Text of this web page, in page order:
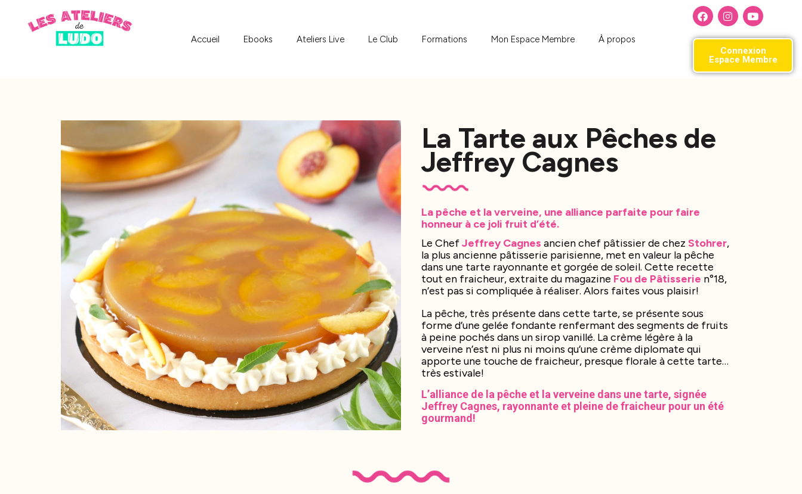
Accueil Ebooks Ateliers Live Le Club Formations Mon Espace Membre
À propos
Connexion
Espace Membre
La Tarte aux Pêches de
Jeffrey Cagnes
La pêche et la verveine, une alliance parfaite pour faire
honneur à ce joli fruit d’été.
Le ChefJeffrey Cagnes ancien chef pâtissier de chez Stohrer,
la plus ancienne pâtisserie parisienne, met en valeur la pêche
dans une tarte rayonnante et gorgée de soleil. Cette recette
tout en fraicheur, extraite du magazine Fou de Pâtisserie n°18,
n’est pas si compliquée à réaliser. Alors faites vous plaisir!
La pêche, très présente dans cette tarte, se présente sous
forme d’une gelée fondante renfermant des segments de fruits
à peine pochés dans un sirop vanillé. La crème légère à la
verveine n’est ni plus ni moins qu’une crème diplomate qui
apporte une touche de fraicheur, presque florale à cette tarte…
très estivale!
L’alliance de la pêche et la verveine dans une tarte, signée
Jeffrey Cagnes, rayonnante et pleine de fraicheur pour un été
gourmand!